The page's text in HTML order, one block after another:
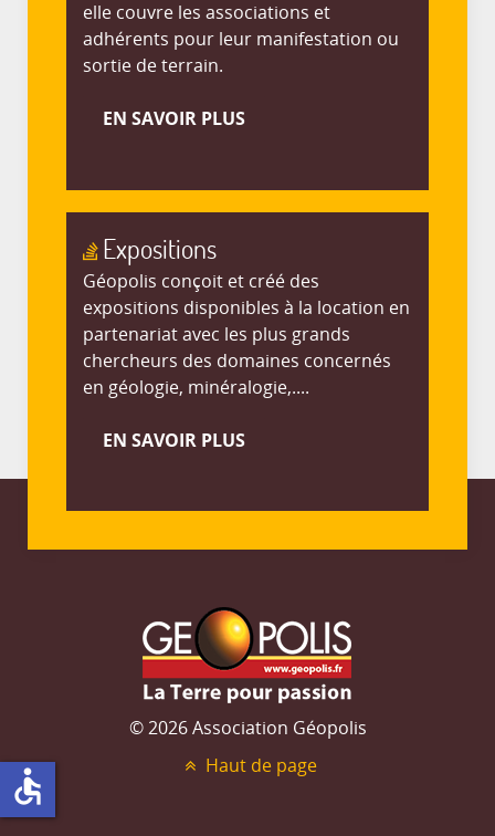
elle couvre les associations et
adhérents pour leur manifestation ou
sortie de terrain.
EN SAVOIR PLUS
Expositions
Géopolis conçoit et créé des
expositions disponibles à la location en
partenariat avec les plus grands
chercheurs des domaines concernés
en géologie, minéralogie,....
EN SAVOIR PLUS
© 2026 Association Géopolis
Haut de page
accessible